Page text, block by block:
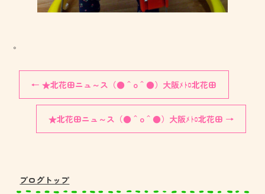
。
← ★北花田ニュ～ス（●＾o＾●）大阪ﾒﾄﾛ北花田
★北花田ニュ～ス（●＾o＾●）大阪ﾒﾄﾛ北花田 →
ブログトップ